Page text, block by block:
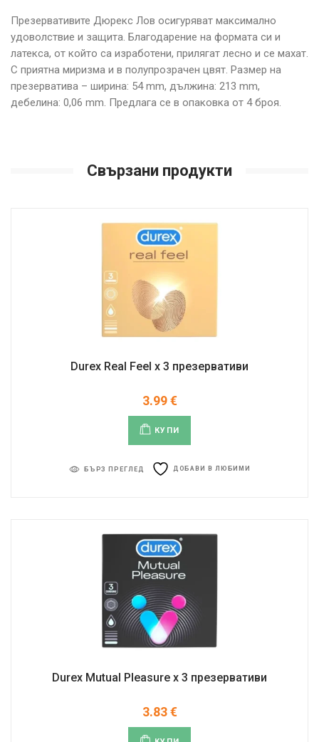
Презервативите Дюрекс Лов осигуряват максимално
удоволствие и защита. Благодарение на формата си и
латекса, от който са изработени, прилягат лесно и се махат.
С приятна миризма и в полупрозрачен цвят. Размер на
презерватива – ширина: 54 mm, дължина: 213 mm,
дебелина: 0,06 mm. Предлага се в опаковка от 4 броя.
Свързани продукти
Durex Real Feel х 3 презервативи
3.99€
КУПИ
БЪРЗ ПРЕГЛЕД ДОБАВИ В ЛЮБИМИ
Durex Mutual Pleasure x 3 презервативи
3.83€